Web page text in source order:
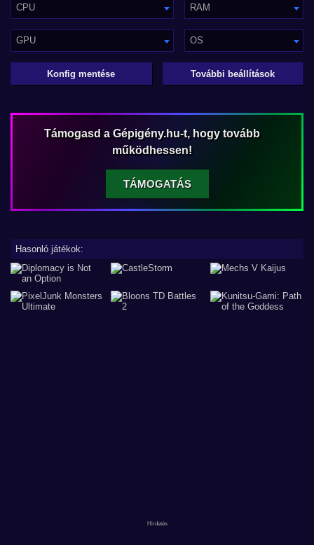
CPU RAM
GPU OS
Konfig mentése További beállítások
Támogasd a Gépigény.hu-t, hogy tovább
működhessen!
TÁMOGATÁS
Hasonló játékok: